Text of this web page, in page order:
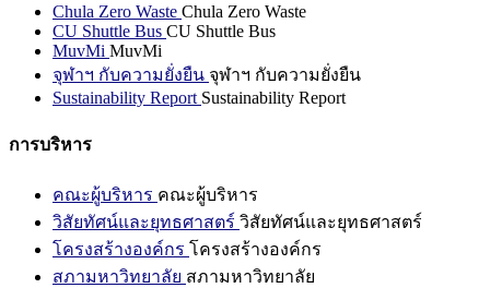
Chula Zero Waste Chula Zero Waste
CU Shuttle Bus CU Shuttle Bus
MuvMi MuvMi
จุฬาฯ กับความยั่งยืน จุฬาฯ กับความยั่งยืน
Sustainability Report Sustainability Report
การบริหาร
คณะผู้บริหาร คณะผู้บริหาร
วิสัยทัศน์และยุทธศาสตร์ วิสัยทัศน์และยุทธศาสตร์
โครงสร้างองค์กร โครงสร้างองค์กร
สภามหาวิทยาลัย สภามหาวิทยาลัย